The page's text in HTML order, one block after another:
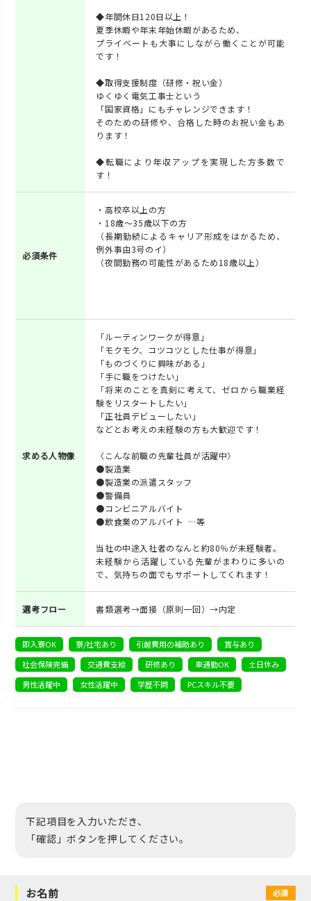
◆年間休日120日以上！
夏季休暇や年末年始休暇があるため、
プライベートも大事にしながら働くことが可能
です！
◆取得支援制度（研修・祝い金）
ゆくゆく電気工事士という
「国家資格」にもチャレンジできます！
そのための研修や、合格した時のお祝い金もあ
ります！
◆転職により年収アップを実現した方多数で
す！
必須条件
・高校卒以上の方
・18歳～35歳以下の方
（長期勤続によるキャリア形成をはかるため、
例外事由3号のイ）
（夜間勤務の可能性があるため18歳以上）
求める人物像
「ルーティンワークが得意」
「モクモク、コツコツとした仕事が得意」
「ものづくりに興味がある」
「手に職をつけたい」
「将来のことを真剣に考えて、ゼロから職業経
験をリスタートしたい」
「正社員デビューしたい」
などとお考えの未経験の方も大歓迎です！
〈こんな前職の先輩社員が活躍中〉
●製造業
●製造業の派遣スタッフ
●警備員
●コンビニアルバイト
●飲食業のアルバイト …等
当社の中途入社者のなんと約80％が未経験者。
未経験から活躍している先輩がまわりに多いの
で、気持ちの面でもサポートしてくれます！
選考フロー 書類選考→面接（原則一回）→内定
即入寮OK 寮/社宅あり 引越費用の補助あり
賞与あり
社会保険完備
交通費支給 研修あり 車通勤OK
土日休み
男性活躍中
女性活躍中 学歴不問 PCスキル不要
下記項目を入力いただき、
「確認」ボタンを押してください。
お名前 必須